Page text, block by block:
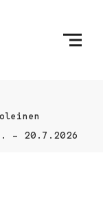
– 20.7.2026